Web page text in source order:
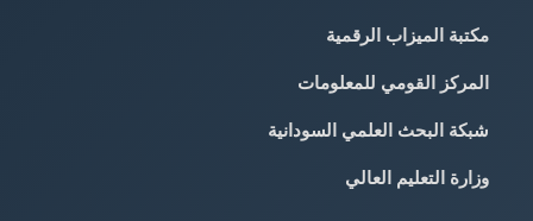
مكتبة الميزاب الرقمية
المركز القومي للمعلومات
شبكة البحث العلمي السودانية
وزارة التعليم العالي